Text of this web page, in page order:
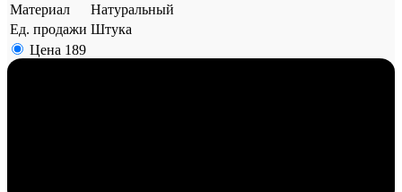
Материал
Натуральный
Ед. продажи Штука
Цена 189